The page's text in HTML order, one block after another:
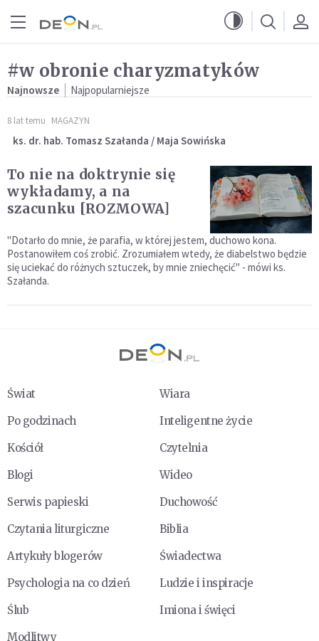
#w obronie charyzmatyków
Najnowsze Najpopularniejsze
8 lat temu MAGAZYN
ks. dr. hab. Tomasz Szałanda / Maja Sowińska
To nie na doktrynie się
wykładamy, a na
szacunku [ROZMOWA]
"Dotarło do mnie, że parafia, w której jestem, duchowo kona.
Postanowiłem coś zrobić. Zrozumiałem wtedy, że diabelstwo będzie
się uciekać do różnych sztuczek, by mnie zniechęcić" - mówi ks.
Szałanda.
Świat
Wiara
Po godzinach
Inteligentne życie
Kościół
Czytelnia
Blogi
Wideo
Serwis papieski
Duchowość
Czytania liturgiczne
Biblia
Artykuły blogerów
Świadectwa
Psychologia na co dzień
Ludzie i inspiracje
Ślub
Imiona i święci
Modlitwy